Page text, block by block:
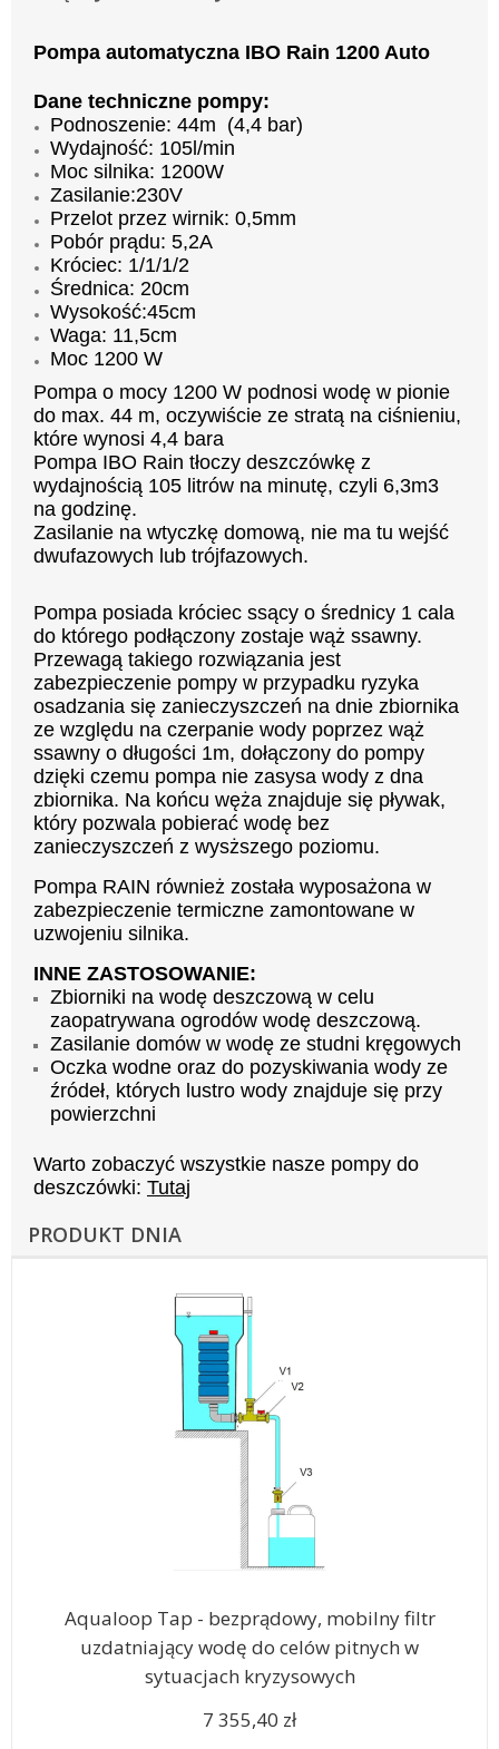
Pompa automatyczna IBO Rain 1200 Auto
Dane techniczne pompy:
Podnoszenie: 44m (4,4 bar)
Wydajność: 105l/min
Moc silnika: 1200W
Zasilanie:230V
Przelot przez wirnik: 0,5mm
Pobór prądu: 5,2A
Króciec: 1/1/1/2
Średnica: 20cm
Wysokość:45cm
Waga: 11,5cm
Moc 1200 W
Pompa o mocy 1200 W podnosi wodę w pionie
do max. 44 m, oczywiście ze stratą na ciśnieniu,
które wynosi 4,4 bara
Pompa IBO Rain tłoczy deszczówkę z
wydajnością 105 litrów na minutę, czyli 6,3m3
na godzinę.
Zasilanie na wtyczkę domową, nie ma tu wejść
dwufazowych lub trójfazowych.
Pompa posiada króciec ssący o średnicy 1 cala
do którego podłączony zostaje wąż ssawny.
Przewagą takiego rozwiązania jest
zabezpieczenie pompy w przypadku ryzyka
osadzania się zanieczyszczeń na dnie zbiornika
ze względu na czerpanie wody poprzez wąż
ssawny o długości 1m, dołączony do pompy
dzięki czemu pompa nie zasysa wody z dna
zbiornika. Na końcu węża znajduje się pływak,
który pozwala pobierać wodę bez
zanieczyszczeń z wysższego poziomu.
Pompa RAIN również została wyposażona w
zabezpieczenie termiczne zamontowane w
uzwojeniu silnika.
INNE ZASTOSOWANIE:
Zbiorniki na wodę deszczową w celu
zaopatrywana ogrodów wodę deszczową.
Zasilanie domów w wodę ze studni kręgowych
Oczka wodne oraz do pozyskiwania wody ze
źródeł, których lustro wody znajduje się przy
powierzchni
Warto zobaczyć wszystkie nasze pompy do
deszczówki: Tutaj
PRODUKT DNIA
Aqualoop Tap - bezprądowy, mobilny filtr
uzdatniający wodę do celów pitnych w
sytuacjach kryzysowych
7 355,40 zł